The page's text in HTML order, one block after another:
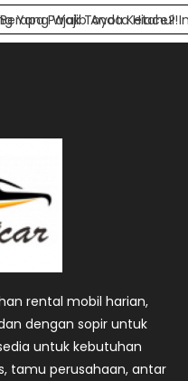
Yang Wajib Anda Ketahui!
Berapa Pajak Toyota Hiace?
rental mobil harian,
dengan sopir untuk
untuk kebutuhan
tamu perusahaan, antar